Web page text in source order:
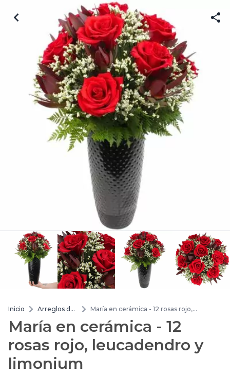
Inicio
Arreglos de
María en cerámica - 12 rosas rojo,
María en cerámica - 12
rosas rojo, leucadendro y
limonium